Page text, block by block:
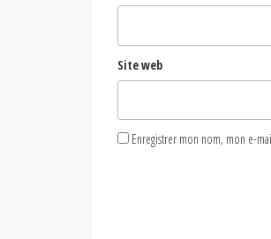
Site web
Enregistrer mon nom, mon e-